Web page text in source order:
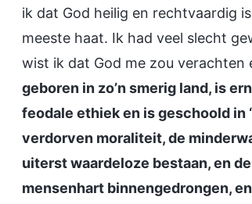
ik dat God heilig en rechtvaardig
meeste haat. Ik had veel slecht
wist ik dat God me zou verachten
geboren in zo’n smerig land, is
feodale ethiek en is geschoold in
verdorven moraliteit, de
uiterst waardeloze bestaan, en
mensenhart binnengedrongen,